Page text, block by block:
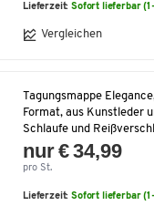
Lieferzeit:Sofort lieferbar
Vergleichen
Tagungsmappe
Format, aus Kunstleder
Schlaufe und
nur € 34,99
pro St.
Lieferzeit:Sofort lieferbar